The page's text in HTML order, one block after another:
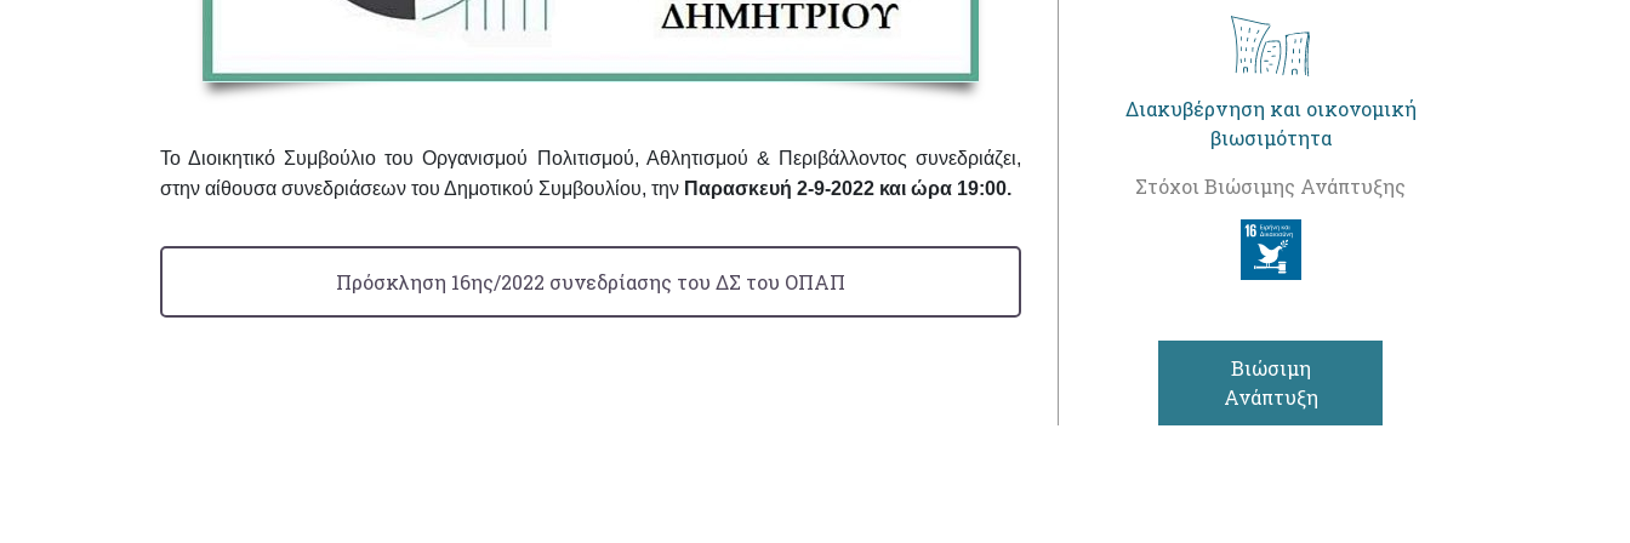
Το Διοικητικό Συμβούλιο του Οργανισμού Πολιτισμού, Αθλητισμού & Περιβάλλοντος συνεδριάζει,
στην αίθουσα συνεδριάσεων του Δημοτικού Συμβουλίου, την Παρασκευή 2-9-2022 και ώρα 19:00.
Πρόσκληση 16ης/2022 συνεδρίασης του ΔΣ του ΟΠΑΠ
Διακυβέρνηση και οικονομική
βιωσιμότητα
Στόχοι Βιώσιμης Ανάπτυξης
Βιώσιμη
Ανάπτυξη